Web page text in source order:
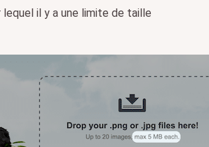
il y a une limite de taille